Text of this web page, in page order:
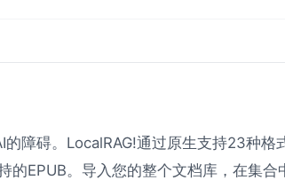
障碍。LocalRAG!通过原生支持23种格
的EPUB。导入您的整个文档库，在集合